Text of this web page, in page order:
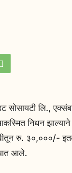
सोसायटी लि.,
निधन
रु. ३०,०००/-
आले.